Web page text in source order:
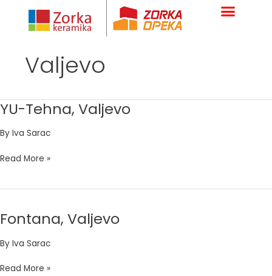
content
Valjevo
YU-Tehna, Valjevo
By Iva Sarac
YU-
Valjevo
Read More »
Fontana, Valjevo
By Iva Sarac
Fontana,
Read More »